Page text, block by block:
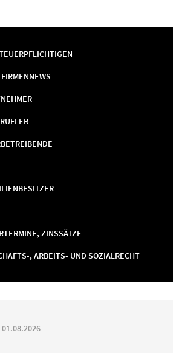
ZINSSÄTZE
, ARBEITS- UND SOZIALRECHT
01.08.2026